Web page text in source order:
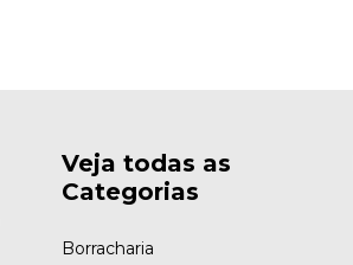
Veja todas as
Categorias
Borracharia